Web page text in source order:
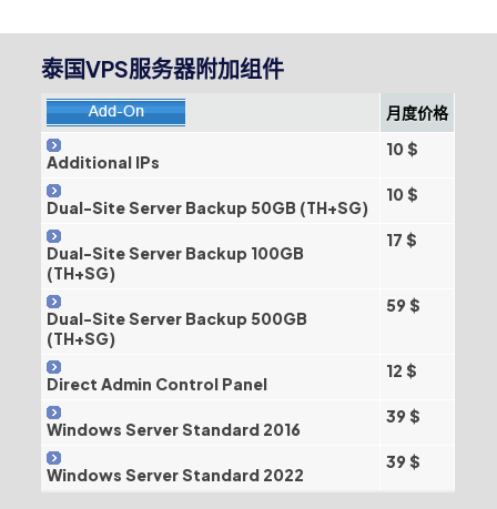
泰国VPS服务器附加组件
月度价格
Additional IPs
10 $
Dual-Site Server Backup 50GB (TH+SG)
10 $
Dual-Site Server Backup 100GB
(TH+SG)
17 $
Dual-Site Server Backup 500GB
(TH+SG)
59 $
Direct Admin Control Panel
12 $
Windows Server Standard 2016
39 $
Windows Server Standard 2022
39 $